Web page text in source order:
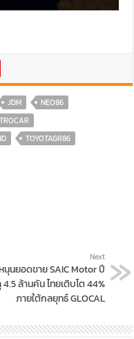
JDM
NEO86
TOYOTAGR86
Next
นุนยอดขาย SAIC Motor ปี
4.5 ล้านคัน ไทยเติบโต 44%
ภายใต้กลยุทธ์ GLOCAL